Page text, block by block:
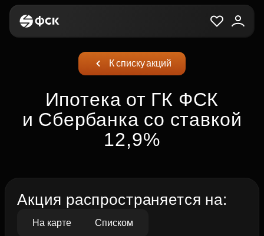
К списку акций
Ипотека от ГК ФСК
и Сбербанка со ставкой
12,9%
Акция распространяется на:
На карте Списком